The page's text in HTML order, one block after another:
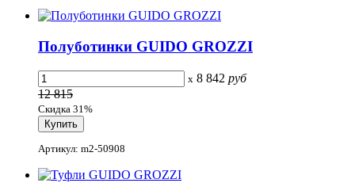
Полуботинки GUIDO GROZZI
x 8 842 руб
12 815
Скидка 31%
Артикул: m2-50908